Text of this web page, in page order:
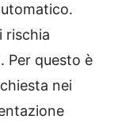
rischia
Per questo è
nei